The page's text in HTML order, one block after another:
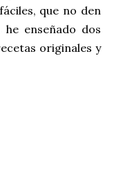
que no den
enseñado dos
originales y